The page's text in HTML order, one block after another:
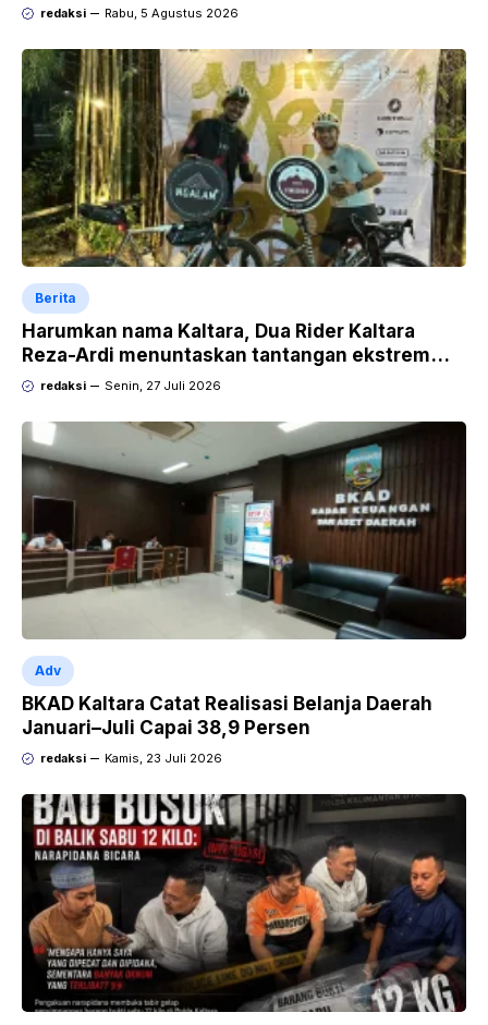
redaksi Rabu, 5 Agustus 2026
Berita
Harumkan nama Kaltara, Dua Rider Kaltara
Reza-Ardi menuntaskan tantangan ekstrem
Audax Malang 300 KM
redaksi Senin, 27 Juli 2026
Adv
BKAD Kaltara Catat Realisasi Belanja Daerah
Januari–Juli Capai 38,9 Persen
redaksi Kamis, 23 Juli 2026